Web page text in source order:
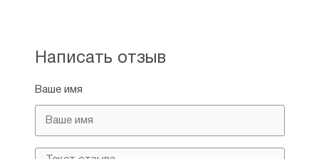
Написать отзыв
Ваше имя